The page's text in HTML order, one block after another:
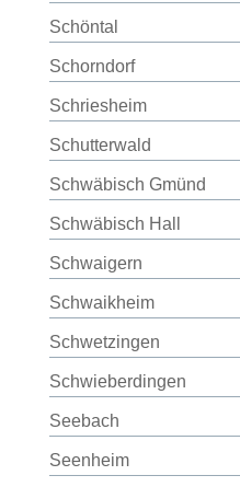
Schöntal
Schorndorf
Schriesheim
Schutterwald
Schwäbisch Gmünd
Schwäbisch Hall
Schwaigern
Schwaikheim
Schwetzingen
Schwieberdingen
Seebach
Seenheim